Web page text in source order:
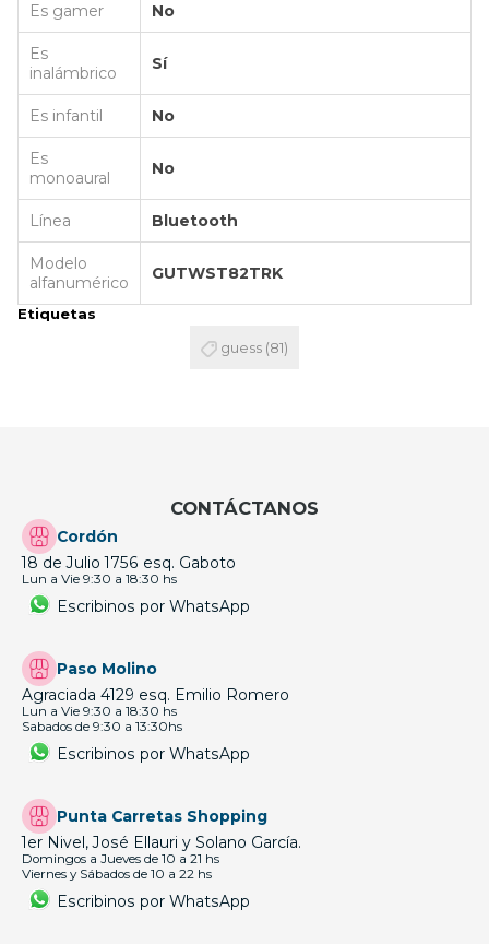
Es gamer No
Es
inalámbrico
Sí
Es infantil No
Es
monoaural
No
Línea Bluetooth
Modelo
alfanumérico
GUTWST82TRK
Etiquetas
guess (81)
CONTÁCTANOS
Cordón
18 de Julio 1756 esq. Gaboto
Lun a Vie 9:30 a 18:30 hs
Escribinos por WhatsApp
Paso Molino
Agraciada 4129 esq. Emilio Romero
Lun a Vie 9:30 a 18:30 hs
Sabados de 9:30 a 13:30hs
Escribinos por WhatsApp
Punta Carretas Shopping
1er Nivel, José Ellauri y Solano García.
Domingos a Jueves de 10 a 21 hs
Viernes y Sábados de 10 a 22 hs
Escribinos por WhatsApp